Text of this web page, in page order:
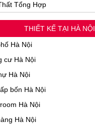
Tổng Hợp
THIẾT KẾ TẠI HÀ NỘI
Hà Nội
cư Hà Nội
Hà Nội
bốn Hà Nội
Hà Nội
Hà Nội